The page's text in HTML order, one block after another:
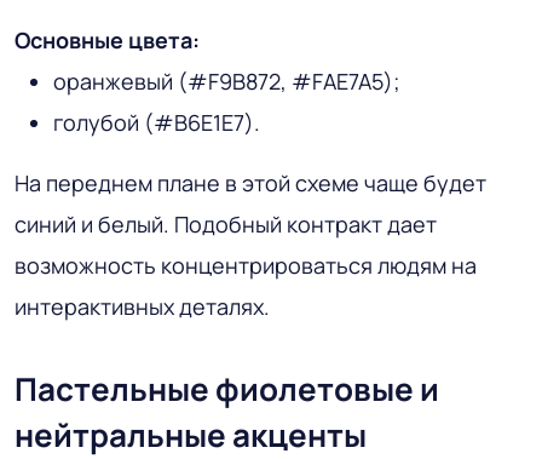
Основные цвета:
оранжевый (#F9B872, #FAE7A5);
голубой (#B6E1E7).
На переднем плане в этой схеме чаще будет
синий и белый. Подобный контракт дает
возможность концентрироваться людям на
интерактивных деталях.
Пастельные фиолетовые и
нейтральные акценты